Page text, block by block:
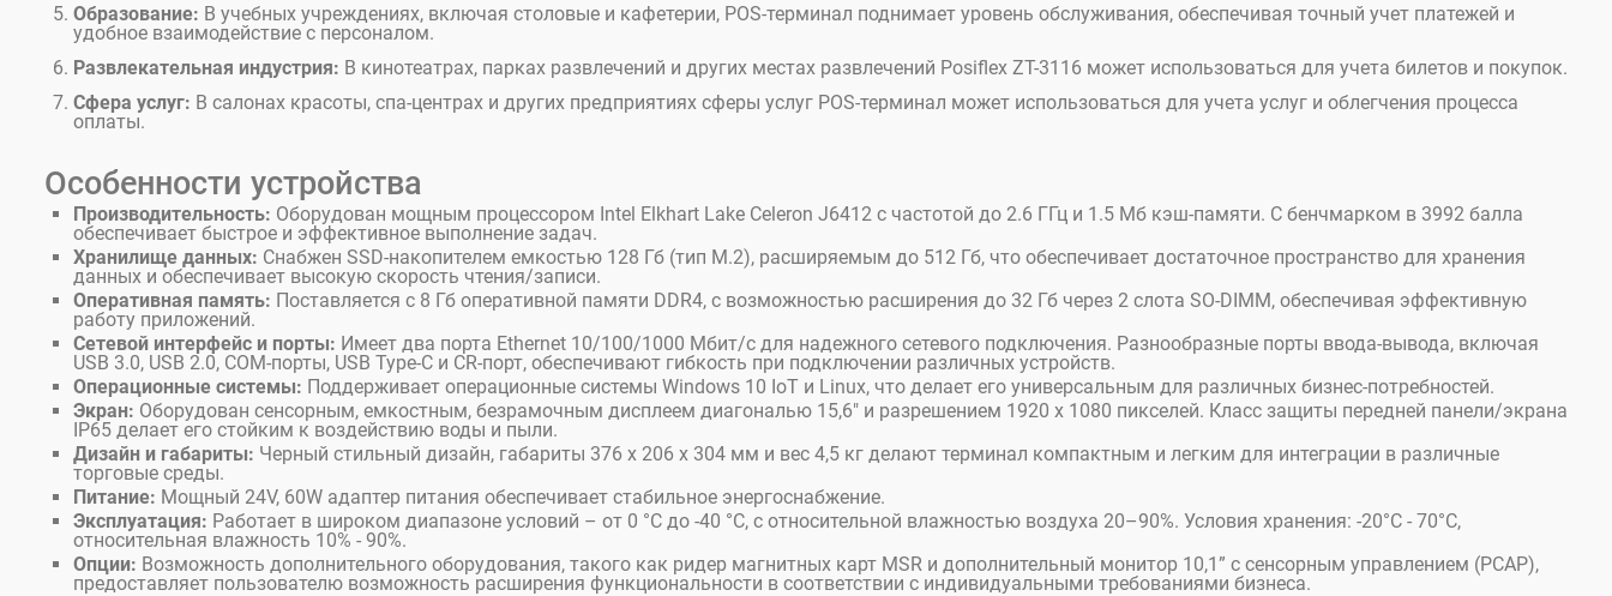
Образование: В учебных учреждениях, включая столовые и кафетерии, POS-терминал поднимает уровень обслуживания, обеспечивая точный учет платежей и
удобное взаимодействие с персоналом.
Развлекательная индустрия: В кинотеатрах, парках развлечений и других местах развлечений Posiflex ZT-3116 может использоваться для учета билетов и покупок.
Сфера услуг: В салонах красоты, спа-центрах и других предприятиях сферы услуг POS-терминал может использоваться для учета услуг и облегчения процесса
оплаты.
Особенности устройства
Производительность: Оборудован мощным процессором Intel Elkhart Lake Celeron J6412 с частотой до 2.6 ГГц и 1.5 Мб кэш-памяти. С бенчмарком в 3992 балла
обеспечивает быстрое и эффективное выполнение задач.
Хранилище данных: Снабжен SSD-накопителем емкостью 128 Гб (тип M.2), расширяемым до 512 Гб, что обеспечивает достаточное пространство для хранения
данных и обеспечивает высокую скорость чтения/записи.
Оперативная память: Поставляется с 8 Гб оперативной памяти DDR4, с возможностью расширения до 32 Гб через 2 слота SO-DIMM, обеспечивая эффективную
работу приложений.
Сетевой интерфейс и порты: Имеет два порта Ethernet 10/100/1000 Мбит/с для надежного сетевого подключения. Разнообразные порты ввода-вывода, включая
USB 3.0, USB 2.0, COM-порты, USB Type-C и CR-порт, обеспечивают гибкость при подключении различных устройств.
Операционные системы: Поддерживает операционные системы Windows 10 IoT и Linux, что делает его универсальным для различных бизнес-потребностей.
Экран: Оборудован сенсорным, емкостным, безрамочным дисплеем диагональю 15,6" и разрешением 1920 x 1080 пикселей. Класс защиты передней панели/экрана
IP65 делает его стойким к воздействию воды и пыли.
Дизайн и габариты: Черный стильный дизайн, габариты 376 x 206 x 304 мм и вес 4,5 кг делают терминал компактным и легким для интеграции в различные
торговые среды.
Питание: Мощный 24V, 60W адаптер питания обеспечивает стабильное энергоснабжение.
Эксплуатация: Работает в широком диапазоне условий – от 0 °C до -40 °C, с относительной влажностью воздуха 20–90%. Условия хранения: -20°C - 70°C,
относительная влажность 10% - 90%.
Опции: Возможность дополнительного оборудования, такого как ридер магнитных карт MSR и дополнительный монитор 10,1” с сенсорным управлением (PCAP),
предоставляет пользователю возможность расширения функциональности в соответствии с индивидуальными требованиями бизнеса.